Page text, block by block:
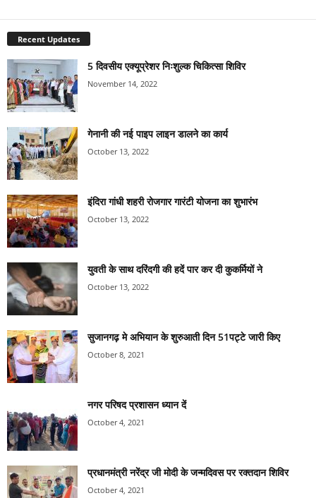
Recent Updates
5 दिवसीय एक्यूप्रेशर निःशुल्क चिकित्सा शिविर
November 14, 2022
गेनानी की नई पाइप लाइन डालने का कार्य
October 13, 2022
इंदिरा गांधी शहरी रोजगार गारंटी योजना का शुभारंभ
October 13, 2022
युवती के साथ दरिंदगी की हदें पार कर दी कुकर्मियों ने
October 13, 2022
सुजानगढ़ मे अभियान के शुरुआती दिन 51पट्टे जारी किए
October 8, 2021
नगर परिषद प्रशासन ध्यान दें
October 4, 2021
प्रधानमंत्री नरेंद्र जी मोदी के जन्मदिवस पर रक्तदान शिविर
October 4, 2021